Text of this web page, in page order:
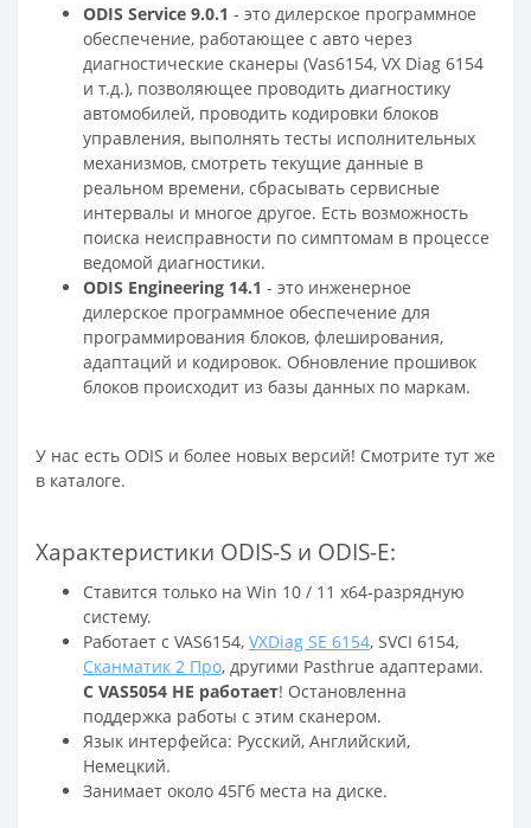
ODIS Service 9.0.1 - это дилерское программное
обеспечение, работающее с авто через
диагностические сканеры (Vas6154, VX Diag 6154
и т.д.), позволяющее проводить диагностику
автомобилей, проводить кодировки блоков
управления, выполнять тесты исполнительных
механизмов, смотреть текущие данные в
реальном времени, сбрасывать сервисные
интервалы и многое другое. Есть возможность
поиска неисправности по симптомам в процессе
ведомой диагностики.
ODIS Engineering 14.1 - это инженерное
дилерское программное обеспечение для
программирования блоков, флеширования,
адаптаций и кодировок. Обновление прошивок
блоков происходит из базы данных по маркам.
У нас есть ODIS и более новых версий! Смотрите тут же
в каталоге.
Характеристики ODIS-S и ODIS-E:
Ставится только на Win 10 / 11 x64-разрядную
систему.
Работает с VAS6154, VXDiag SE 6154, SVCI 6154,
Сканматик 2 Про, другими Pasthrue адаптерами.
С VAS5054 НЕ работает! Остановленна
поддержка работы с этим сканером.
Язык интерфейса: Русский, Английский,
Немецкий.
Занимает около 45Гб места на диске.